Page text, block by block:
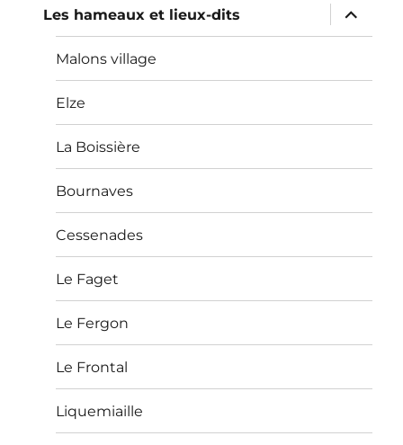
Les hameaux et lieux-dits
ouvrir
le
sous-
Malons village
Elze
La Boissière
Bournaves
Cessenades
Le Faget
Le Fergon
Le Frontal
Liquemiaille